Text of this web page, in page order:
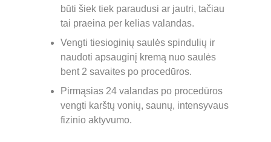
būti šiek tiek paraudusi ar jautri, tačiau
tai praeina per kelias valandas.
Vengti tiesioginių saulės spindulių ir
naudoti apsauginį kremą nuo saulės
bent 2 savaites po procedūros.
Pirmąsias 24 valandas po procedūros
vengti karštų vonių, saunų, intensyvaus
fizinio aktyvumo.